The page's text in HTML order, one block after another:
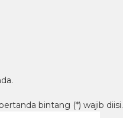
bintang (*) wajib diisi.